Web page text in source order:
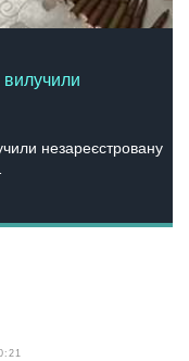
вилучили
незареєстровану